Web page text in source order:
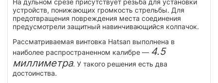
На дульном срезе присутствует резьба для установки
устройств, понижающих громкость стрельбы. Для
предотвращения повреждения места соединения
предусмотрели защитный навинчивающийся колпачок.
Рассматриваемая винтовка Hatsan выполнена в
наиболее распространенном калибре — 4.5
миллиметра. У такого решения есть два
достоинства.